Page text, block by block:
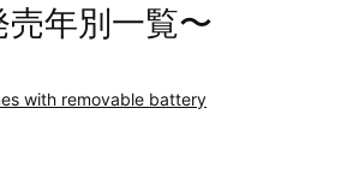
年別一覧〜
with removable battery